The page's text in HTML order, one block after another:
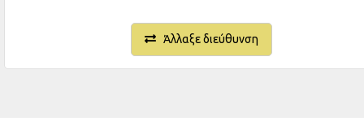
Άλλαξε διεύθυνση